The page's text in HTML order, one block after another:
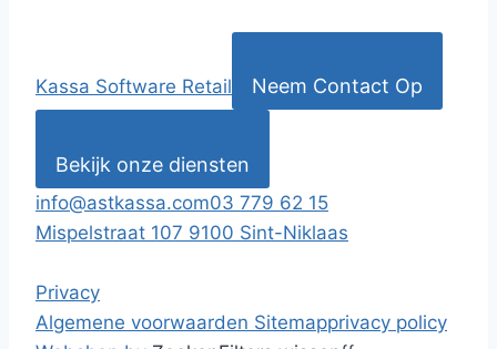
Kassa Software Retail Neem Contact Op
Bekijk onze diensten
info@astkassa.com03 779 62 15
Mispelstraat 107 9100 Sint-Niklaas
Privacy
Algemene voorwaarden Sitemapprivacy policy